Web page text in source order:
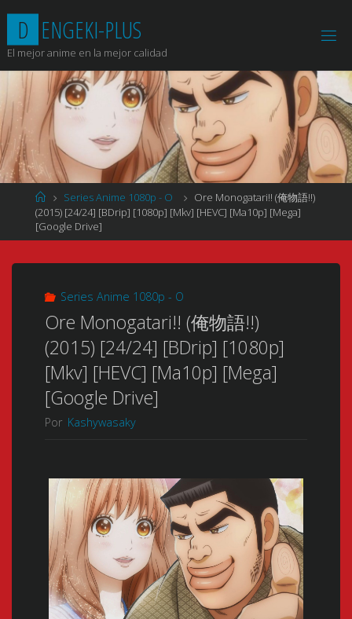
contenido
D ENGEKI-PLUS
El mejor anime en la mejor calidad
Página
de
Inicio
Series Anime 1080p - O
Ore Monogatari!! (俺物語!!)
(2015) [24/24] [BDrip] [1080p] [Mkv] [HEVC] [Ma10p] [Mega]
[Google Drive]
Series Anime 1080p - O
Ore Monogatari!! (俺物語!!)
(2015) [24/24] [BDrip] [1080p]
[Mkv] [HEVC] [Ma10p] [Mega]
[Google Drive]
Por Kashywasaky